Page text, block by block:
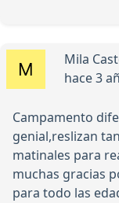
Mila
hace 3
Campamento
genial,reslizan
matinales para
muchas gracias
para todo las